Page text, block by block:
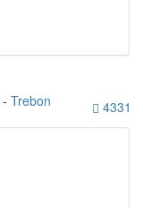
- Trebon 4331